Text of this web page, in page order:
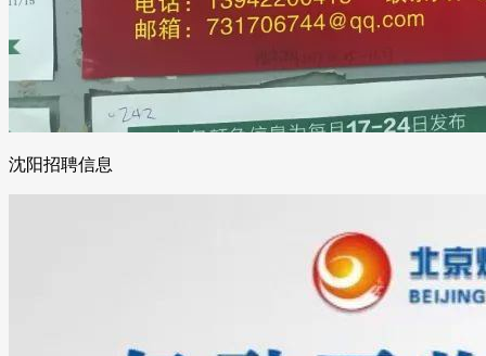
沈阳招聘信息